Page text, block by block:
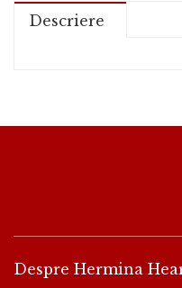
Descriere
Despre Hermina